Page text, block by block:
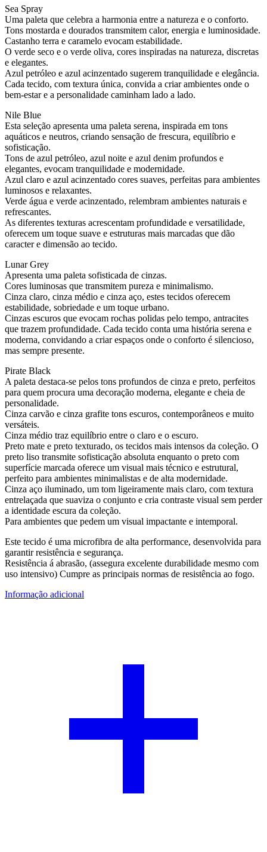
Sea Spray
Uma paleta que celebra a harmonia entre a natureza e o conforto.
Tons mostarda e dourados transmitem calor, energia e luminosidade.
Castanho terra e caramelo evocam estabilidade.
O verde seco e o verde oliva, cores inspiradas na natureza, discretas
e elegantes.
Azul petróleo e azul acinzentado sugerem tranquilidade e elegância.
Cada tecido, com textura única, convida a criar ambientes onde o
bem-estar e a personalidade caminham lado a lado.
Nile Blue
Esta seleção apresenta uma paleta serena, inspirada em tons
aquáticos e neutros, criando sensação de frescura, equilíbrio e
sofisticação.
Tons de azul petróleo, azul noite e azul denim profundos e
elegantes, evocam tranquilidade e modernidade.
Azul claro e azul acinzentado cores suaves, perfeitas para ambientes
luminosos e relaxantes.
Verde água e verde acinzentado, relembram ambientes naturais e
refrescantes.
As diferentes texturas acrescentam profundidade e versatilidade,
oferecem um toque suave e estruturas mais marcadas que dão
caracter e dimensão ao tecido.
Lunar Grey
Apresenta uma paleta sofisticada de cinzas.
Cores luminosas que transmitem pureza e minimalismo.
Cinza claro, cinza médio e cinza aço, estes tecidos oferecem
estabilidade, sobriedade e um toque urbano.
Cinzas escuros que evocam rochas polidas pelo tempo, antracites
que trazem profundidade. Cada tecido conta uma história serena e
moderna, convidando a criar espaços onde o conforto é silencioso,
mas sempre presente.
Pirate Black
A paleta destaca-se pelos tons profundos de cinza e preto, perfeitos
para quem procura uma decoração moderna, elegante e cheia de
personalidade.
Cinza carvão e cinza grafite tons escuros, contemporâneos e muito
versáteis.
Cinza médio traz equilíbrio entre o claro e o escuro.
Preto mate e preto texturado, os tecidos mais intensos da coleção. O
preto liso transmite sofisticação absoluta enquanto o preto com
superfície marcada oferece um visual mais técnico e estrutural,
perfeito para ambientes minimalistas e de alta modernidade.
Cinza aço iluminado, um tom ligeiramente mais claro, com textura
entrelaçada que suaviza o conjunto e cria contraste visual sem perder
a identidade escura da coleção.
Para ambientes que pedem um visual impactante e intemporal.
Este tecido é uma microfibra de alta performance, desenvolvida para
garantir resistência e segurança.
Resistência á abrasão, (assegura excelente durabilidade mesmo com
uso intensivo) Cumpre as principais normas de resistência ao fogo.
Informação adicional